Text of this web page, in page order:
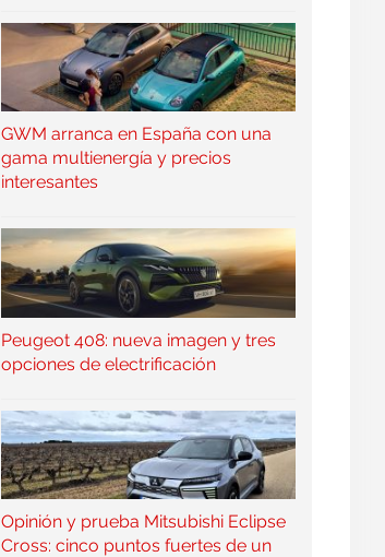
GWM arranca en España con una
gama multienergía y precios
interesantes
Peugeot 408: nueva imagen y tres
opciones de electrificación
Opinión y prueba Mitsubishi Eclipse
Cross: cinco puntos fuertes de un